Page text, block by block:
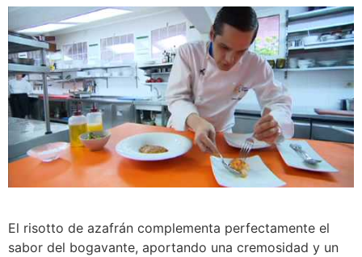
El risotto de azafrán complementa perfectamente el
sabor del bogavante, aportando una cremosidad y un